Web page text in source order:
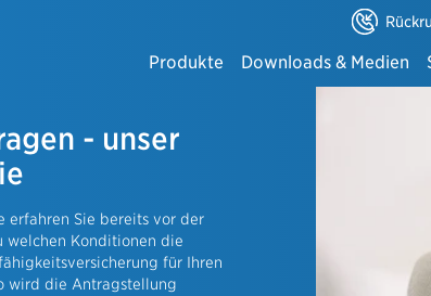
Produkte
& Finanzierung
Leistungen
Downloads & Medien
- unser
erfahren Sie bereits vor der
welchen Konditionen die
für Ihren
wird die Antragstellung